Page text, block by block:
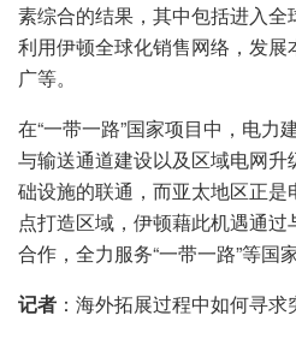
素综合的结果，其中包括进入
利用伊顿全球化销售网络，发
广等。
在“一带一路”国家项目中，电力
与输送通道建设以及区域电网
础设施的联通，而亚太地区正
点打造区域，伊顿藉此机遇通
合作，全力服务“一带一路”等国
记者 ：海外拓展过程中如何寻